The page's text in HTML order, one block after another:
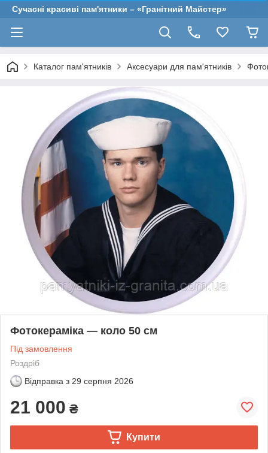
Сучасні красиві пам'ятники – «Гранітний Майстер»
Каталог пам'ятників Аксесуари для пам'ятників
Фотокераміка — коло 50 см
Під замовлення
Роздріб
Відправка з 29 серпня 2026
21 000 ₴
Купити